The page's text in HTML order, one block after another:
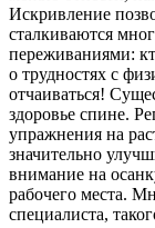
Искривление
сталкиваются
переживаниями:
о трудностях с
отчаиваться!
здоровье спине.
упражнения на
значительно
внимание на
рабочего места.
специалиста,